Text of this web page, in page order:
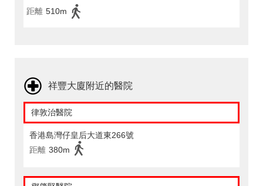
距離 510m
祥豐大廈附近的醫院
律敦治醫院
香港島灣仔皇后大道東266號
距離 380m